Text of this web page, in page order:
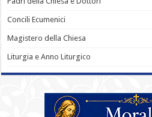
Concili Ecumenici
Magistero della Chiesa
Liturgia e Anno Liturgico